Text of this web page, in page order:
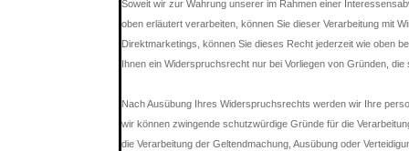
Soweit wir zur Wahrung unserer im Rahmen einer
oben erläutert verarbeiten, können Sie dieser Verarbeitung mit
Direktmarketings, können Sie dieses Recht jederzeit wie oben
Ihnen ein Widerspruchsrecht nur bei Vorliegen von Gründen,
Nach Ausübung Ihres Widerspruchsrechts werden wir Ihre
wir können zwingende schutzwürdige Gründe für die
die Verarbeitung der Geltendmachung, Ausübung oder